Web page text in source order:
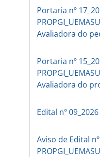
Portaria nº
Avaliadora do
Portaria nº
Avaliadora do
Edital nº
Aviso de Edital